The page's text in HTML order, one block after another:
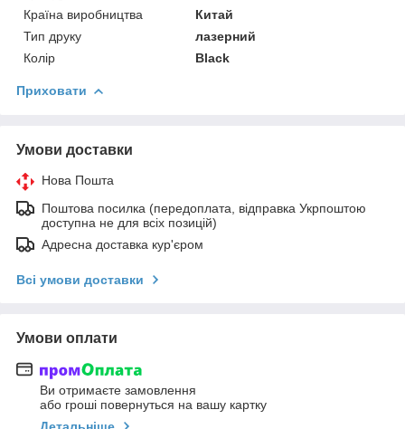
Країна виробництва
Китай
Тип друку
лазерний
Колір
Black
Приховати
Умови доставки
Нова Пошта
Поштова посилка (передоплата, відправка Укрпоштою
доступна не для всіх позицій)
Адресна доставка кур'єром
Всі умови доставки
Умови оплати
Ви отримаєте замовлення
або гроші повернуться на вашу картку